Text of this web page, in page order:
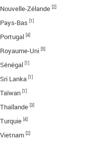
Nouvelle-Zélande [2]
Pays-Bas [1]
Portugal [4]
Royaume-Uni [5]
Sénégal [1]
Sri Lanka [1]
Taïwan [1]
Thaïlande [3]
Turquie [4]
Vietnam [2]